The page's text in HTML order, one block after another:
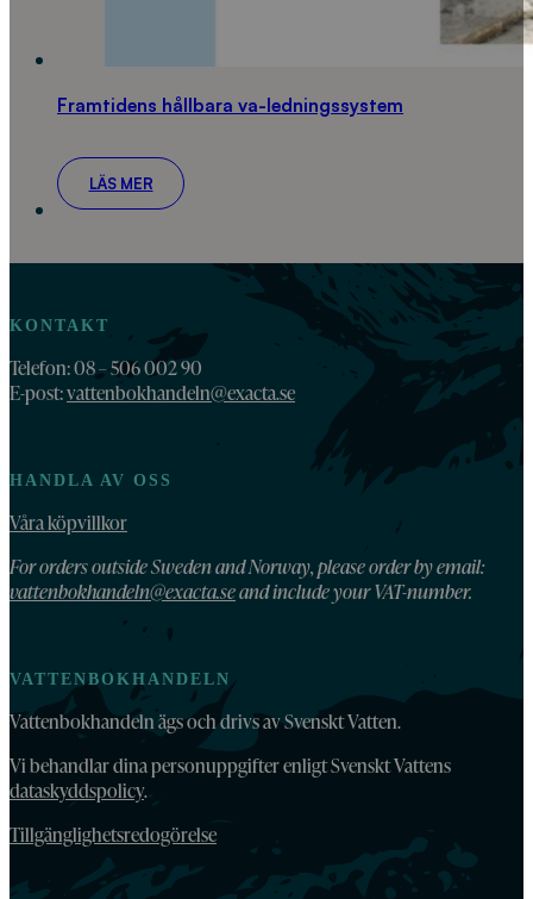
Framtidens hållbara va-ledningssystem
LÄS MER
KONTAKT
Telefon: 08 – 506 002 90
E-post:vattenbokhandeln@exacta.se
HANDLA AV OSS
Våra köpvillkor
For orders outside Sweden and Norway, please order by email:
vattenbokhandeln@exacta.seand include your VAT-number.
VATTENBOKHANDELN
Vattenbokhandeln ägs och drivs av Svenskt Vatten.
Vi behandlar dina personuppgifter enligt Svenskt Vattens
dataskyddspolicy.
Tillgänglighetsredogörelse